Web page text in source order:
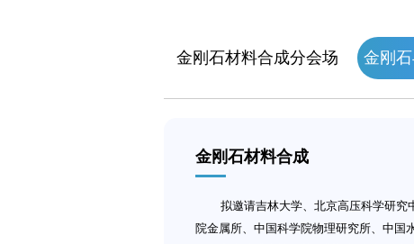
金刚石材料合成分会场 金刚
金刚石材料合成
拟邀请吉林大学、北京高压科学研究
院金属所、中国科学院物理研究所、中国